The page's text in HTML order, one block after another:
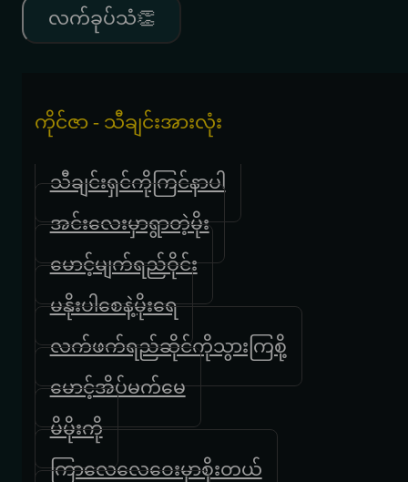
လက်ခုပ်သံ👏
ကိုင်ဇာ - သီချင်းအားလုံး
သီချင်းရှင်ကိုကြင်နာပါ
အင်းလေးမှာရွာတဲ့မိုး
မောင့်မျက်ရည်ဝိုင်း
မနိုးပါစေနဲ့မိုးရေ
လက်ဖက်ရည်ဆိုင်ကိုသွားကြစို့
မောင့်အိပ်မက်မေ
မိမိုးကို
ကြာလေလေဝေးမှာစိုးတယ်